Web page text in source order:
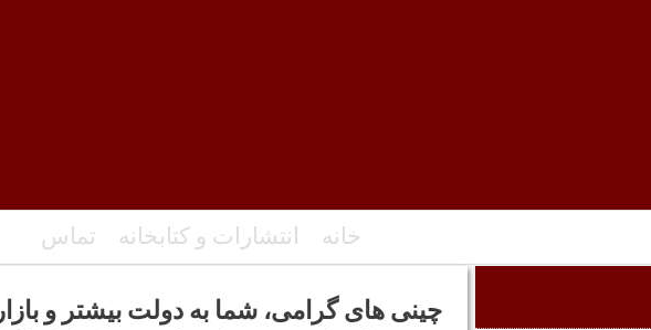
تماس انتشارات و کتابخانه خانه
چینی های گرامی، شما به دولت بیشتر و بازار